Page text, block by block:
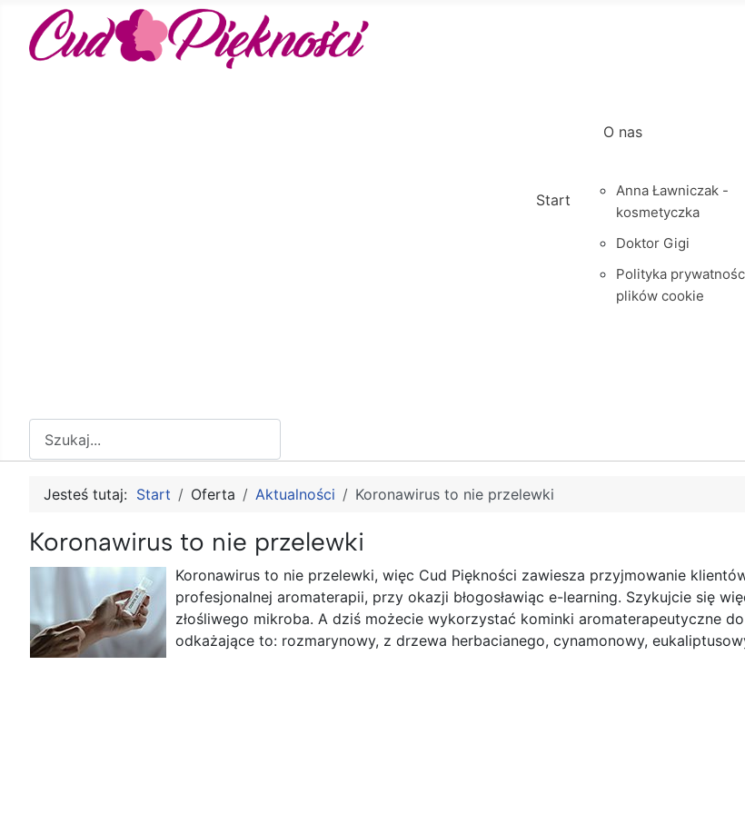
Start
O nas
Anna Ławniczak -
kosmetyczka
Doktor Gigi
Polityka
plików cookie
Jesteś tutaj: Start Oferta Aktualności Koronawirus to nie przelewki
Koronawirus to nie przelewki
Koronawirus to nie przelewki, więc Cud Piękności zawiesza przyjmowanie
profesjonalnej aromaterapii, przy okazji błogosławiąc e-learning. Szykujcie się
złośliwego mikroba. A dziś możecie wykorzystać kominki aromaterapeutyczne
odkażające to: rozmarynowy, z drzewa herbacianego, cynamonowy,